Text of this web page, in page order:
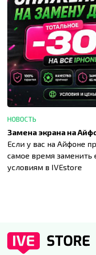
НОВОСТЬ
Замена экрана на
Если у вас на Айфоне
самое время заменить
условиям в IVEstore